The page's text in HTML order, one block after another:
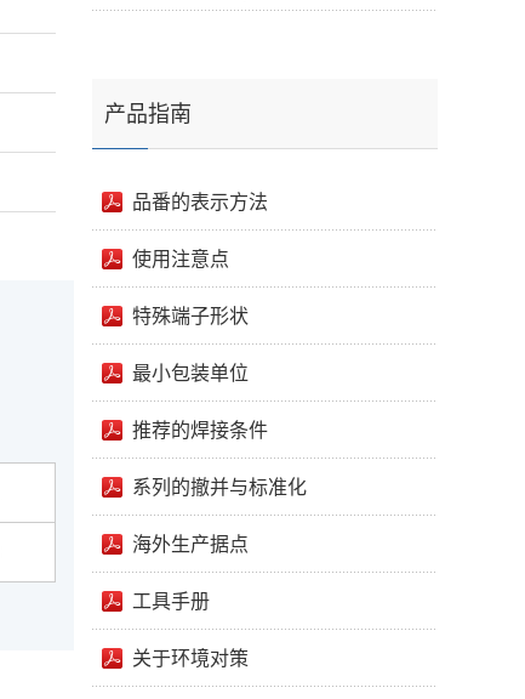
产品指南
品番的表示方法
使用注意点
特殊端子形状
最小包装单位
推荐的焊接条件
系列的撤并与标准化
海外生产据点
工具手册
关于环境对策